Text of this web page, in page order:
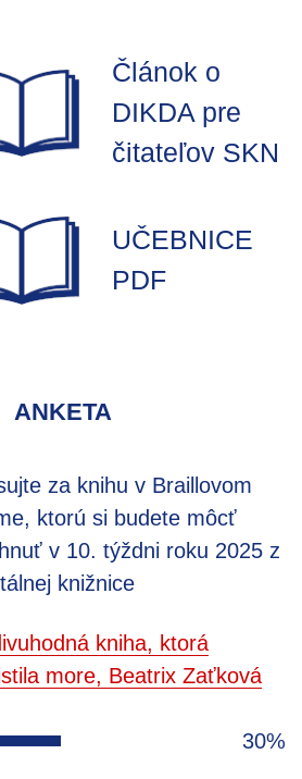
Článok o
DIKDA pre
čitateľov SKN
UČEBNICE
PDF
ANKETA
za knihu v Braillovom
ktorú si budete môcť
v 10. týždni roku 2025 z
knižnice
kniha, ktorá
more, Beatrix Zaťková
30%